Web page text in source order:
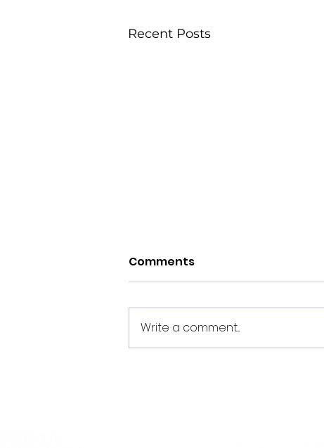
Recent Posts
Comments
Write a comment...